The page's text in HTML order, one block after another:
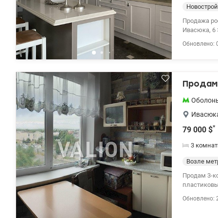
Новострой
Продажа
Ивасюка, 6
просмотр в
Обновлено:
79 000 $*
3
Возле
Продам 3-
пластиковые окна,
Обновлено: